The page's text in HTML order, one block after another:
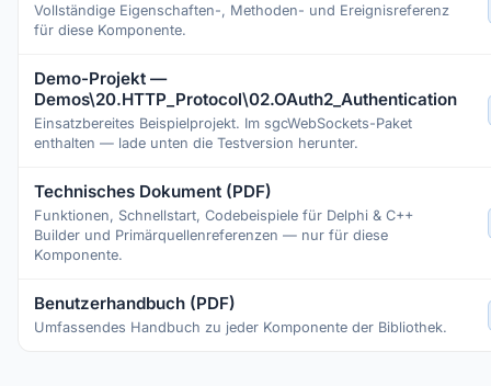
Vollständige Eigenschaften-, Methoden- und Ereignisreferenz
für diese Komponente.
Demo-Projekt —
Demos\20.HTTP_Protocol\02.OAuth2_Authentication
Einsatzbereites Beispielprojekt. Im sgcWebSockets-Paket
enthalten — lade unten die Testversion herunter.
Technisches Dokument (PDF)
Funktionen, Schnellstart, Codebeispiele für Delphi & C++
Builder und Primärquellenreferenzen — nur für diese
Komponente.
Benutzerhandbuch (PDF)
Umfassendes Handbuch zu jeder Komponente der Bibliothek.